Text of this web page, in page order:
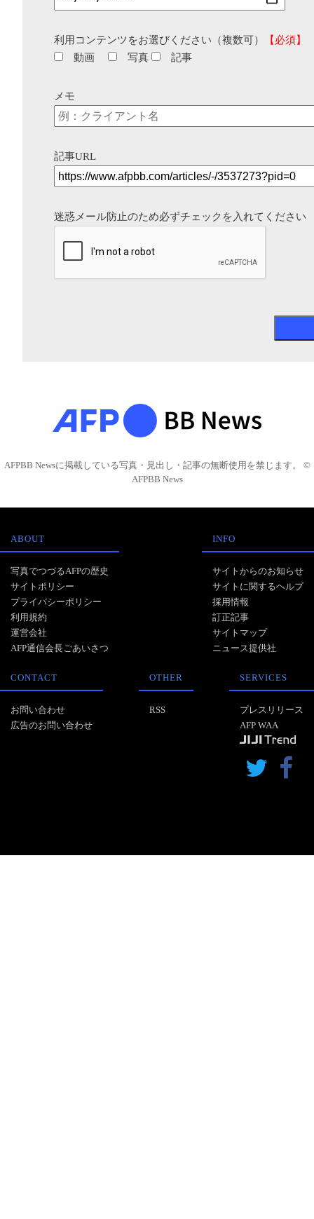
利用コンテンツをお選びください（複数可）
【必須】
動画
写真 記事
メモ
記事URL
迷惑メール防止のため必ずチェックを入れてください
AFPBB Newsに掲載している写真・見出し・記事の無断使用を禁じます。 ©
AFPBB News
ABOUT
写真でつづるAFPの歴史
サイトポリシー
プライバシーポリシー
利用規約
運営会社
AFP通信会長ごあいさつ
INFO
サイトからのお知らせ
サイトに関するヘルプ
採用情報
訂正記事
サイトマップ
ニュース提供社
CONTACT
お問い合わせ
広告のお問い合わせ
OTHER
RSS
SERVICES
プレスリリース
AFP WAA